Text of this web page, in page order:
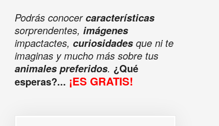
Podrás conocercaracterísticas
sorprendentes, imágenes
impactactes, curiosidadesque ni te
imaginas y mucho más sobre tus
animales preferidos. ¿Qué
esperas?... ¡ES GRATIS!